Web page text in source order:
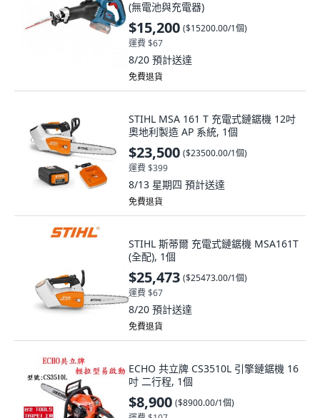
(無電池與充電器)
$15,200 ($15200.00/1個)
運費 $67
8/20 預計送達
免費退貨
STIHL MSA 161 T 充電式鏈鋸機 12吋
奧地利製造 AP 系統, 1個
$23,500 ($23500.00/1個)
運費 $399
8/13 星期四 預計送達
免費退貨
STIHL 斯蒂爾 充電式鏈鋸機 MSA161T
(全配), 1個
$25,473 ($25473.00/1個)
運費 $67
8/20 預計送達
免費退貨
ECHO 共立牌 CS3510L 引擎鏈鋸機 16
吋 二行程, 1個
$8,900 ($8900.00/1個)